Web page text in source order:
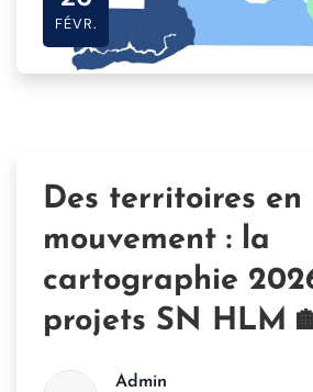
FÉVR.
Des territoires en
mouvement : la
cartographie
projets SN HLM
Admin